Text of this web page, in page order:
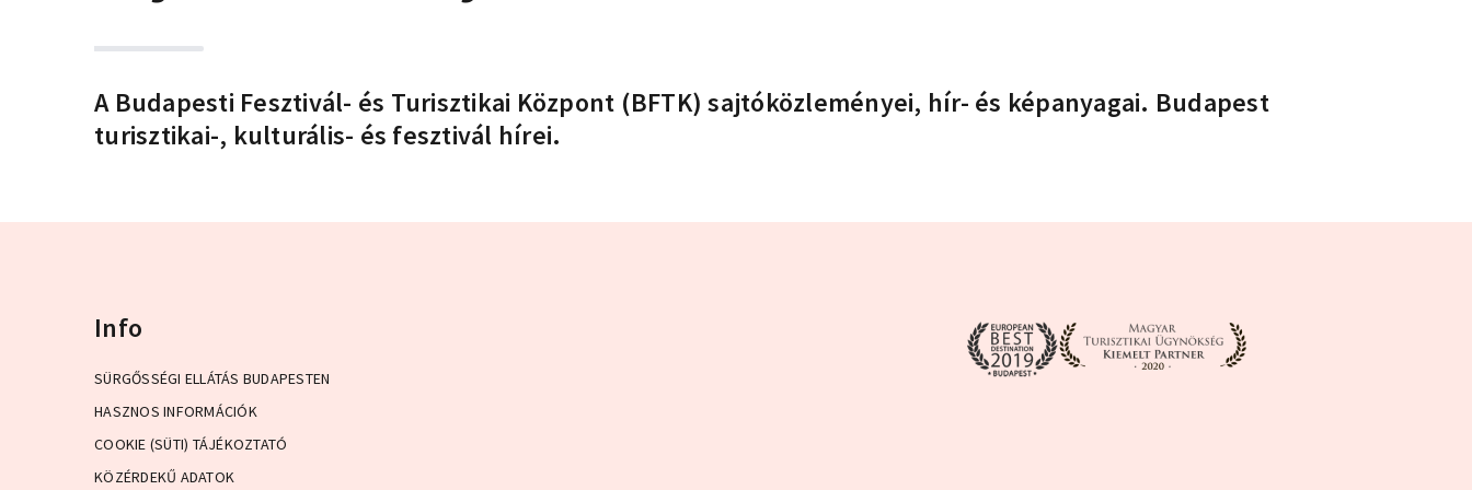
A Budapesti Fesztivál- és Turisztikai Központ (BFTK) sajtóközleményei, hír- és képanyagai. Budapest
turisztikai-, kulturális- és fesztivál hírei.
Info
SÜRGŐSSÉGI ELLÁTÁS BUDAPESTEN
HASZNOS INFORMÁCIÓK
COOKIE (SÜTI) TÁJÉKOZTATÓ
KÖZÉRDEKŰ ADATOK